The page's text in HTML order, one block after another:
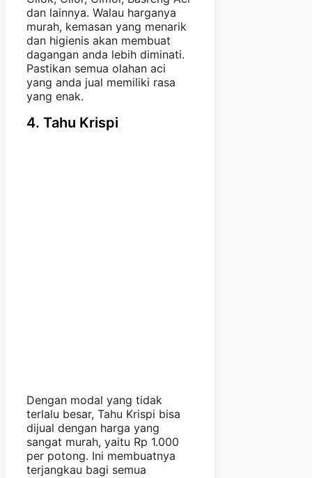
dan lainnya. Walau harganya
murah, kemasan yang menarik
dan higienis akan membuat
dagangan anda lebih diminati.
Pastikan semua olahan aci
yang anda jual memiliki rasa
yang enak.
4. Tahu Krispi
Dengan modal yang tidak
terlalu besar, Tahu Krispi bisa
dijual dengan harga yang
sangat murah, yaitu Rp 1.000
per potong. Ini membuatnya
terjangkau bagi semua